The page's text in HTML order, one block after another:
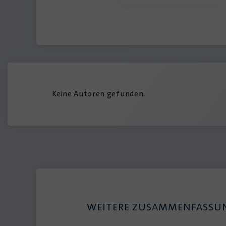
Keine Autoren gefunden.
WEITERE